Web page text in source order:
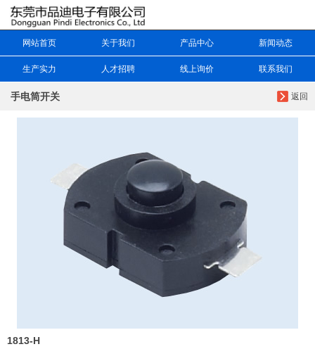
网站首页 关于我们 产品中心 新闻动态
生产实力 人才招聘 线上询价 联系我们
返回
手电筒开关
1813-H